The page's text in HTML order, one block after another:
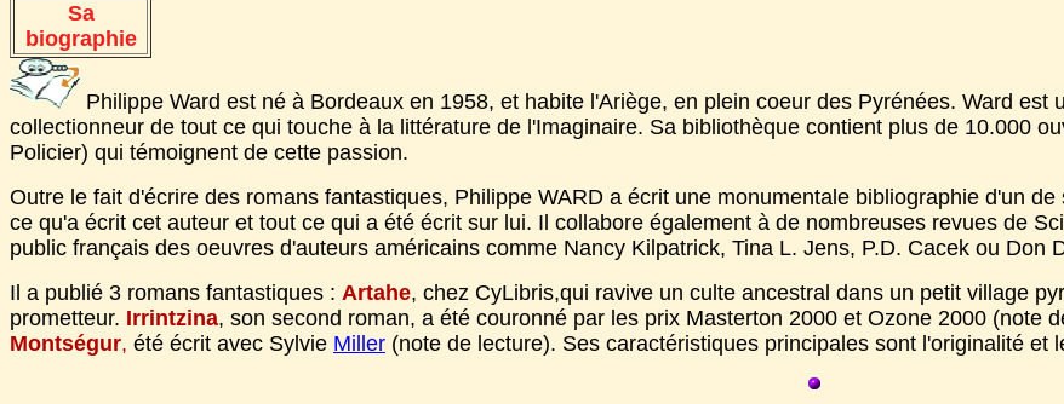
Sa
biographie
Philippe Ward est né à Bordeaux en 1958, et habite l'Ariège, en plein coeur des Pyrénées. Ward
collectionneur de tout ce qui touche à la littérature de l'Imaginaire. Sa bibliothèque contient plus de 10.000
Policier) qui témoignent de cette passion.
Outre le fait d'écrire des romans fantastiques, Philippe WARD a écrit une monumentale bibliographie d'un de
ce qu'a écrit cet auteur et tout ce qui a été écrit sur lui. Il collabore également à de nombreuses revues de
public français des oeuvres d'auteurs américains comme Nancy Kilpatrick, Tina L. Jens, P.D. Cacek ou Don
Il a publié 3 romans fantastiques : Artahe, chez CyLibris,qui ravive un culte ancestral dans un petit village
prometteur. Irrintzina, son second roman, a été couronné par les prix Masterton 2000 et Ozone 2000 (note
Montségur, été écrit avec Sylvie Miller (note de lecture). Ses caractéristiques principales sont l'originalité et